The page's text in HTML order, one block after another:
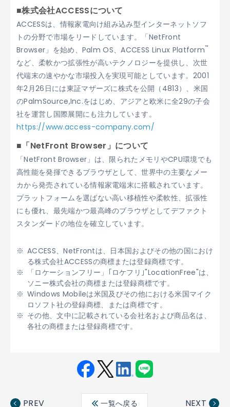
■株式会社ACCESSについて
ACCESSは、情報家電向け組み込み型インターネットソフ
トの分野で市場をリードしています。「NetFront
Browser」を始め、Palm OS、ACCESS Linux Platform™
など、柔軟かつ拡張性が高いテクノロジーを提供し、次世
代端末の速やかな市場投入を実現可能としています。2001
年2月26日には東証マザーズに株式を公開（4813）、米国
のPalmSource,Inc.をはじめ、アジアと欧米に全29の子会
社を運営し国際展開にも注力しています。
https://www.access-company.com/
■「NetFront Browser」について
「NetFront Browser」は、限られたメモリやCPU環境でも
高性能を発揮できるブラウザとして、世界中の主要なメー
カから発売されている情報家電端末に搭載されています。
プラットフォームを選ばない高い移植性や柔軟性、拡張性
にも優れ、最先端かつ最高峰のブラウザとしてデファクト
スタンダードの地位を確立しています。
ACCESS、NetFrontは、日本国およびその他の国におけ
る株式会社ACCESSの商標または登録商標です。
「ロケーションフリー」｢ロケフリ｣"LocationFree"は、
ソニー株式会社の商標または登録商標です。
Windows Mobileは米国及びその他における米国マイク
ロソフト社の登録商標、または商標です。
その他、文中に記載されている会社名および商品名は、
各社の商標または登録商標です。
ebo ter
edin
PREV 一覧へ戻る NEXT